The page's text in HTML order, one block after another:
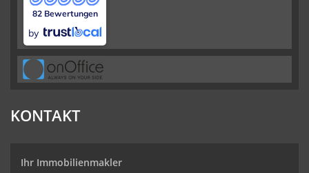
82 Bewertungen
by
KONTAKT
Ihr Immobilienmakler